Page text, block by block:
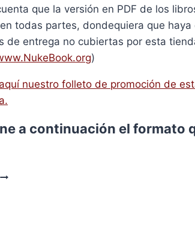
que la versión en PDF de los
todas partes, dondequiera que haya
de entrega no cubiertas por esta
)
nuestro folleto de promoción de
a continuación el formato
ENCICLOPEDIA